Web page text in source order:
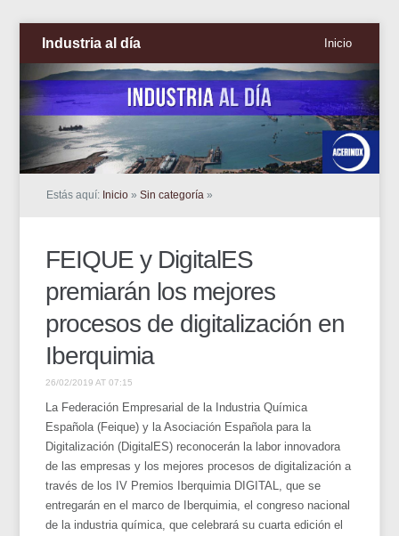
Industria al día Inicio
Estás aquí: Inicio »Sin categoría »
FEIQUE y DigitalES
premiarán los mejores
procesos de digitalización en
Iberquimia
26/02/2019 AT 07:15
La Federación Empresarial de la Industria Química
Española (Feique) y la Asociación Española para la
Digitalización (DigitalES) reconocerán la labor innovadora
de las empresas y los mejores procesos de digitalización a
través de los IV Premios Iberquimia DIGITAL, que se
entregarán en el marco de Iberquimia, el congreso nacional
de la industria química, que celebrará su cuarta edición el